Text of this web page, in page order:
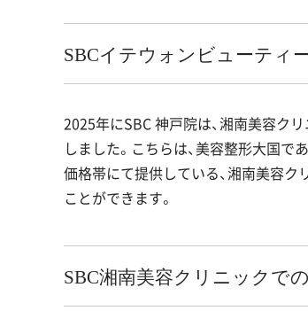
SBCイテウォンビューティ
2025年にSBC 神戸院は、湘南美容ク
しました。こちらは、美容整形大国
価格帯にて提供している、湘南美容
ことができます。
SBC湘南美容クリニックで